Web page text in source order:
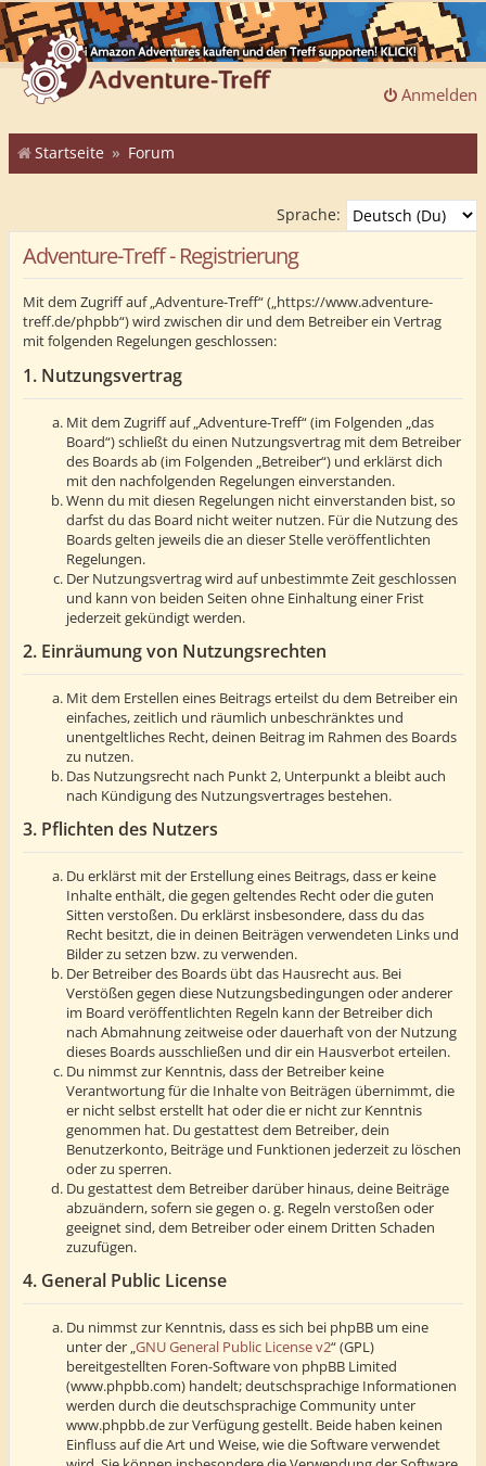
Anmelden
Startseite Forum
Sprache:
Adventure-Treff - Registrierung
Mit dem Zugriff auf „Adventure-Treff“ („https://www.adventure-
treff.de/phpbb“) wird zwischen dir und dem Betreiber ein Vertrag
mit folgenden Regelungen geschlossen:
1. Nutzungsvertrag
Mit dem Zugriff auf „Adventure-Treff“ (im Folgenden „das
Board“) schließt du einen Nutzungsvertrag mit dem Betreiber
des Boards ab (im Folgenden „Betreiber“) und erklärst dich
mit den nachfolgenden Regelungen einverstanden.
Wenn du mit diesen Regelungen nicht einverstanden bist, so
darfst du das Board nicht weiter nutzen. Für die Nutzung des
Boards gelten jeweils die an dieser Stelle veröffentlichten
Regelungen.
Der Nutzungsvertrag wird auf unbestimmte Zeit geschlossen
und kann von beiden Seiten ohne Einhaltung einer Frist
jederzeit gekündigt werden.
2. Einräumung von Nutzungsrechten
Mit dem Erstellen eines Beitrags erteilst du dem Betreiber ein
einfaches, zeitlich und räumlich unbeschränktes und
unentgeltliches Recht, deinen Beitrag im Rahmen des Boards
zu nutzen.
Das Nutzungsrecht nach Punkt 2, Unterpunkt a bleibt auch
nach Kündigung des Nutzungsvertrages bestehen.
3. Pflichten des Nutzers
Du erklärst mit der Erstellung eines Beitrags, dass er keine
Inhalte enthält, die gegen geltendes Recht oder die guten
Sitten verstoßen. Du erklärst insbesondere, dass du das
Recht besitzt, die in deinen Beiträgen verwendeten Links und
Bilder zu setzen bzw. zu verwenden.
Der Betreiber des Boards übt das Hausrecht aus. Bei
Verstößen gegen diese Nutzungsbedingungen oder anderer
im Board veröffentlichten Regeln kann der Betreiber dich
nach Abmahnung zeitweise oder dauerhaft von der Nutzung
dieses Boards ausschließen und dir ein Hausverbot erteilen.
Du nimmst zur Kenntnis, dass der Betreiber keine
Verantwortung für die Inhalte von Beiträgen übernimmt, die
er nicht selbst erstellt hat oder die er nicht zur Kenntnis
genommen hat. Du gestattest dem Betreiber, dein
Benutzerkonto, Beiträge und Funktionen jederzeit zu löschen
oder zu sperren.
Du gestattest dem Betreiber darüber hinaus, deine Beiträge
abzuändern, sofern sie gegen o. g. Regeln verstoßen oder
geeignet sind, dem Betreiber oder einem Dritten Schaden
zuzufügen.
4. General Public License
Du nimmst zur Kenntnis, dass es sich bei phpBB um eine
unter der „GNU General Public License v2“ (GPL)
bereitgestellten Foren-Software von phpBB Limited
(www.phpbb.com) handelt; deutschsprachige Informationen
werden durch die deutschsprachige Community unter
www.phpbb.de zur Verfügung gestellt. Beide haben keinen
Einfluss auf die Art und Weise, wie die Software verwendet